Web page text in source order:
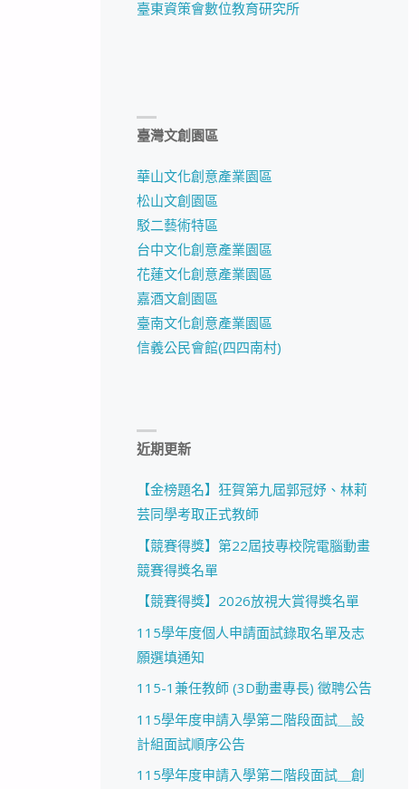
臺東資策會數位教育研究所
臺灣文創園區
華山文化創意產業園區
松山文創園區
駁二藝術特區
台中文化創意產業園區
花蓮文化創意產業園區
嘉酒文創園區
臺南文化創意產業園區
信義公民會館(四四南村)
近期更新
【金榜題名】狂賀第九屆郭冠妤、林莉
芸同學考取正式教師
【競賽得獎】第22屆技專校院電腦動畫
競賽得獎名單
【競賽得獎】2026放視大賞得獎名單
115學年度個人申請面試錄取名單及志
願選填通知
115-1兼任教師 (3D動畫專長) 徵聘公告
115學年度申請入學第二階段面試＿設
計組面試順序公告
115學年度申請入學第二階段面試＿創